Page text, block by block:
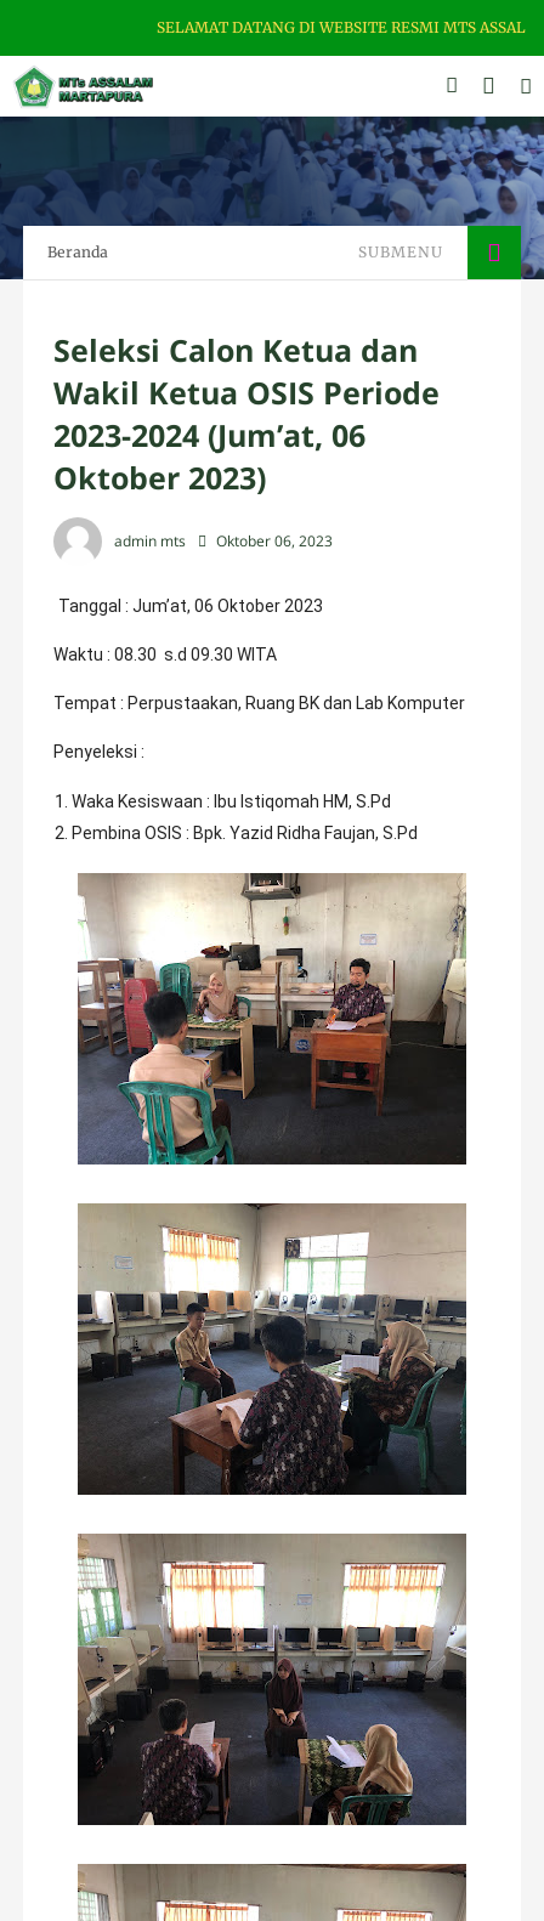
SELAMAT DATANG DI WEBSITE RESMI MTS ASSALAM
Beranda SUBMENU
Seleksi Calon Ketua dan
Wakil Ketua OSIS Periode
2023-2024 (Jum’at, 06
Oktober 2023)
admin mts Oktober 06, 2023
Tanggal : Jum’at, 06 Oktober 2023
Waktu : 08.30 s.d 09.30 WITA
Tempat : Perpustaakan, Ruang BK dan Lab Komputer
Penyeleksi :
Waka Kesiswaan : Ibu Istiqomah HM, S.Pd
Pembina OSIS : Bpk. Yazid Ridha Faujan, S.Pd